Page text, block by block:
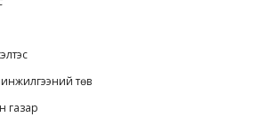
төв
газар